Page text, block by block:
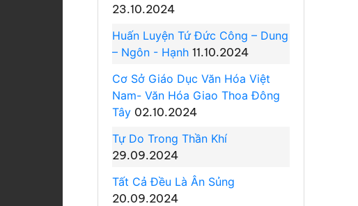
23.10.2024
Huấn Luyện Tứ Đức Công – Dung
– Ngôn - Hạnh 11.10.2024
Cơ Sở Giáo Dục Văn Hóa Việt
Nam- Văn Hóa Giao Thoa Đông
Tây 02.10.2024
Tự Do Trong Thần Khí
29.09.2024
Tất Cả Đều Là Ân Sủng
20.09.2024